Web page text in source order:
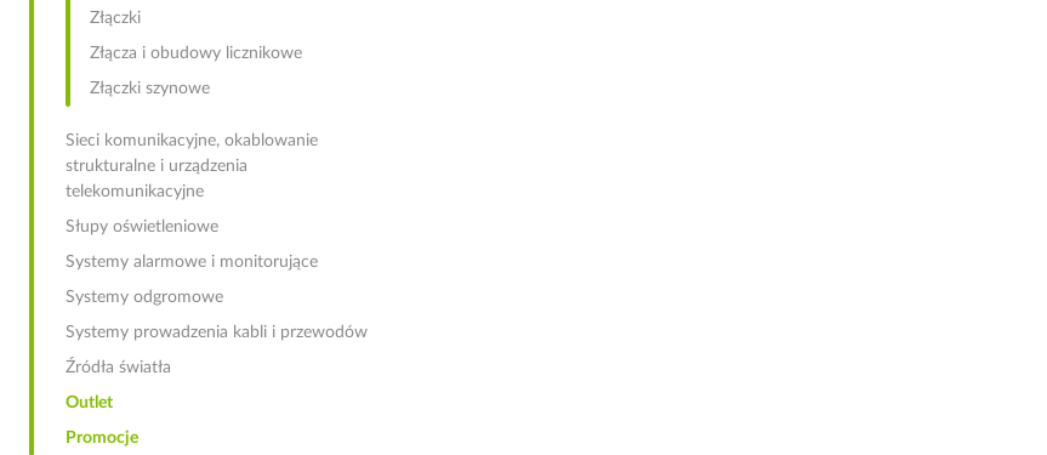
Złączki
Złącza i obudowy licznikowe
Złączki szynowe
Sieci komunikacyjne, okablowanie
strukturalne i urządzenia
telekomunikacyjne
Słupy oświetleniowe
Systemy alarmowe i monitorujące
Systemy odgromowe
Systemy prowadzenia kabli i przewodów
Źródła światła
Outlet
Promocje